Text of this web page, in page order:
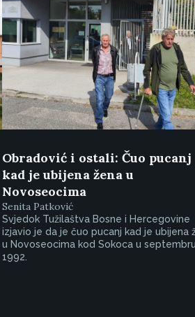
Obradović i ostali: Čuo pucanj
kad je ubijena žena u
Novoseocima
Senita Patković
Svjedok Tužilaštva Bosne i Hercegovine
izjavio je da je čuo pucanj kad je ubijena
u Novoseocima kod Sokoca u septembru
1992.